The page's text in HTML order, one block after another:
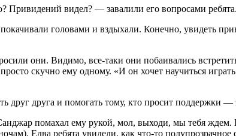
видел? — завалили его вопросами ребята.
головами и вздыхали. Конечно, увидеть
они. Видимо, все-таки они побаивались
скучно ему одному. «И он хочет научиться
друга и помогать тому, кто просит поддержки —
помахал ему рукой, мол, выходи, мы тебя
Едва ребята увидели, как что-то